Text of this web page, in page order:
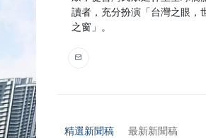
讀者，充分扮演「台灣之眼，
之窗」。
精選新聞稿 最新新聞稿